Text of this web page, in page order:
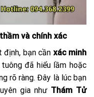
và chính xác
bạn cần xác minh
đã hiểu lầm hoặc
rõ ràng. Đây là lúc bạn
gia như Thám Tử